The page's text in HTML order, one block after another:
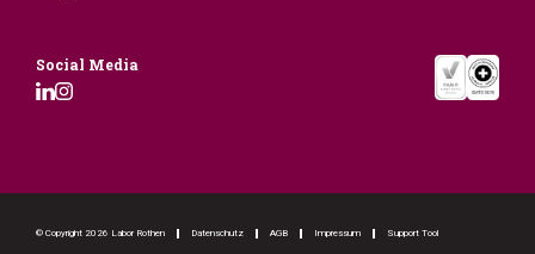
Social Media
© Copyright 2026 Labor Rothen Datenschutz AGB Impressum Support Tool